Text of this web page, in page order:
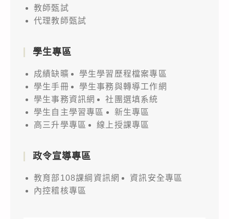
教師甄試
代理教師甄試
學生專區
成績缺曠
學生學習歷程檔案專區
學生手冊
學生事務與轉導工作網
學生事務資訊網
社團選填系統
學生自主學習專區
新生專區
高三升學專區
線上授課專區
政令宣導專區
教育部108課綱資訊網
資訊安全專區
內控稽核專區